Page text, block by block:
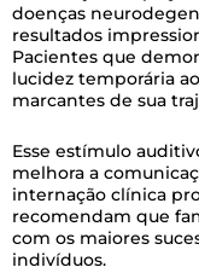
doenças
resultados
Pacientes que
lucidez temporária
marcantes de sua
Esse estímulo
melhora a
internação clínica
recomendam que
com os maiores
indivíduos.